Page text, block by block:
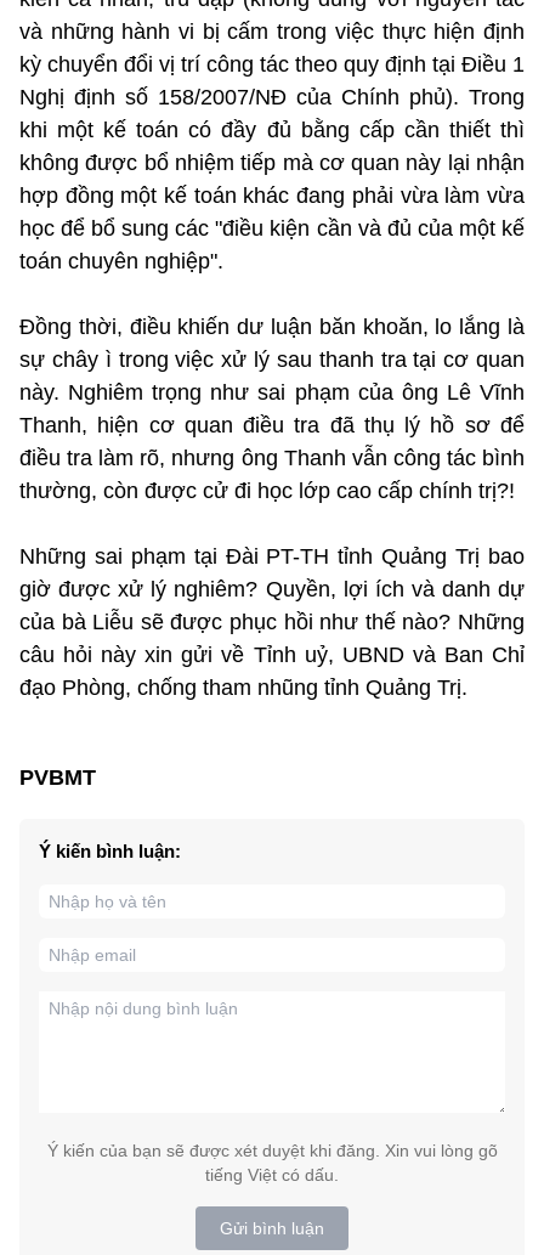
và những hành vi bị cấm trong việc thực hiện định
kỳ chuyển đổi vị trí công tác theo quy định tại Điều 1
Nghị định số 158/2007/NĐ của Chính phủ). Trong
khi một kế toán có đầy đủ bằng cấp cần thiết thì
không được bổ nhiệm tiếp mà cơ quan này lại nhận
hợp đồng một kế toán khác đang phải vừa làm vừa
học để bổ sung các "điều kiện cần và đủ của một kế
toán chuyên nghiệp".
Đồng thời, điều khiến dư luận băn khoăn, lo lắng là
sự chây ì trong việc xử lý sau thanh tra tại cơ quan
này. Nghiêm trọng như sai phạm của ông Lê Vĩnh
Thanh, hiện cơ quan điều tra đã thụ lý hồ sơ để
điều tra làm rõ, nhưng ông Thanh vẫn công tác bình
thường, còn được cử đi học lớp cao cấp chính trị?!
Những sai phạm tại Đài PT-TH tỉnh Quảng Trị bao
giờ được xử lý nghiêm? Quyền, lợi ích và danh dự
của bà Liễu sẽ được phục hồi như thế nào? Những
câu hỏi này xin gửi về Tỉnh uỷ, UBND và Ban Chỉ
đạo Phòng, chống tham nhũng tỉnh Quảng Trị.
PVBMT
Ý kiến bình luận:
Ý kiến của bạn sẽ được xét duyệt khi đăng. Xin vui lòng gõ
tiếng Việt có dấu.
Gửi bình luận